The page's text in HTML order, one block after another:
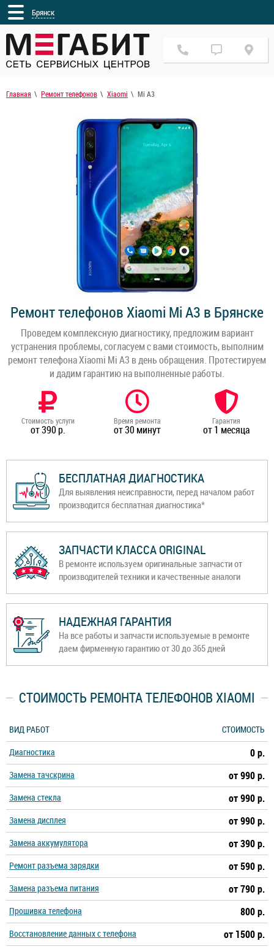
Брянск
Главная Ремонт телефонов Xiaomi Mi A3
Ремонт телефонов Xiaomi Mi A3 в Брянске
Проведем комплексную диагностику, предложим вариант
устранения проблемы, согласуем с вами стоимость, выполним
ремонт телефона Xiaomi Mi A3 в день обращения. Протестируем
и дадим гарантию на выполненные работы.
Стоимость услуги
от 390 р.
Время ремонта
от 30 минут
Гарантия
от 1 месяца
БЕСПЛАТНАЯ ДИАГНОСТИКА
Для выявления неисправности, перед началом работ
производится бесплатная диагностика*
ЗАПЧАСТИ КЛАССА ORIGINAL
В ремонте используем оригинальные запчасти от
производителей техники и качественные аналоги
НАДЕЖНАЯ ГАРАНТИЯ
На все работы и запчасти используемые в ремонте
даем фирменную гарантию от 30 до 365 дней
СТОИМОСТЬ РЕМОНТА ТЕЛЕФОНОВ XIAOMI
ВИД РАБОТ
СТОИМОСТЬ
Диагностика
0 р.
Замена тачскрина от 990 р.
Замена стекла от 990 р.
Замена дисплея от 990 р.
Замена аккумулятора от 390 р.
Ремонт разъема зарядки от 590 р.
Замена разъема питания от 790 р.
Прошивка телефона 800 р.
Восстановление данных с телефона от 1500 р.